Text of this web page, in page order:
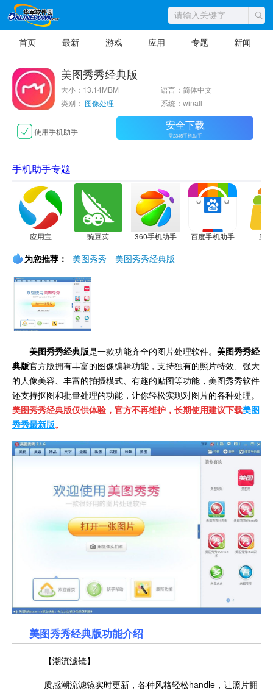
首页 最新 游戏 应用 专题 新闻
美图秀秀经典版
大小：13.14MBM
语言：简体中文
类别： 图像处理 系统：winall
使用手机助手 安全下载
需2345手机助手
手机助手专题
应用宝 豌豆荚 360手机助手 百度手机助手 应
为您推荐： 美图秀秀 美图秀秀经典版
美图秀秀经典版是一款功能齐全的图片处理软件。 美图秀秀经
典版官方版拥有丰富的图像编辑功能，支持独有的照片特效、强大
的人像美容、丰富的拍摄模式、有趣的贴图等功能，美图秀秀软件
还支持抠图和批量处理的功能，让你轻松实现对图片的各种处理。
美图秀秀经典版仅供体验，官方不再维护，长期使用建议下载美图
秀秀最新版。
美图秀秀经典版功能介绍
【潮流滤镜】
质感潮流滤镜实时更新，各种风格轻松handle，让照片拥